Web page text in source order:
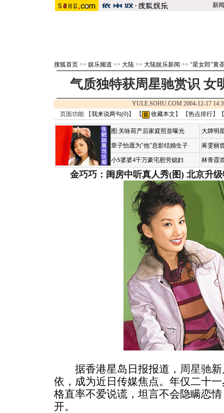
新闻
搜狐首页 >> 娱乐频道 >> 大陆 >> 大陆娱乐新闻 >> “星女郎”黄
气质独特获周星驰赏识 女
YULE.SOHU.COM 2004-12-17
页面功能 【我来说两句(0)】 【 收藏本文 】 【热点排行】【
图:关咏荷产后家庭照首曝光
章子怡愿为"他"息影结婚生子
小S婆婆4千万豪宅慰劳媳妇
大牌明
蒋雯丽
林青霞
金巧巧：闺房中听真人秀(图) 北京升
据香港星岛日报报道， 周星驰
依，成为近日传媒焦点。年仅二十
格直率不爱说谎，坦言不会隐瞒恋
开。